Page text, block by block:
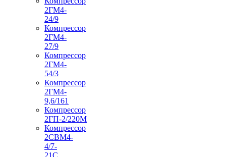
2ГМ4-
24/9
Компрессор
2ГМ4-
27/9
Компрессор
2ГМ4-
54/3
Компрессор
2ГМ4-
9,6/161
Компрессор
2ГП-2/220М
Компрессор
2СВМ4-
4/7-